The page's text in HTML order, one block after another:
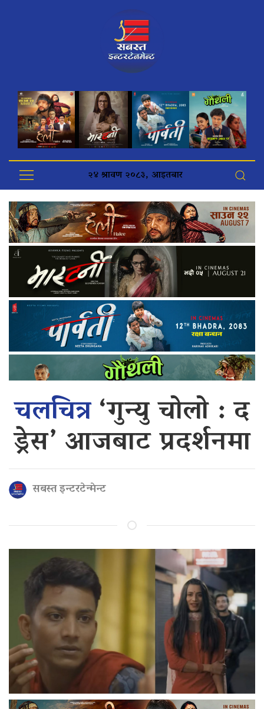
२४ श्रावण २०८३, आइतबार
चलचित्र‘गुन्यु चोलो : द
ड्रेस’ आजबाट प्रदर्शनमा
सबस्त इन्टरटेन्मेन्ट